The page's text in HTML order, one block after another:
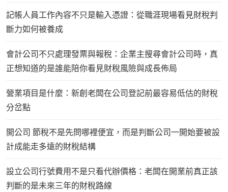
記帳人員工作內容不只是輸入憑證：從職涯現場看見財稅判
斷力如何被養成
會計公司不只處理發票與報稅：企業主搜尋會計公司時，真
正想知道的是誰能陪你看見財稅風險與成長佈局
營業項目是什麼：新創老闆在公司登記前最容易低估的財稅
分岔點
開公司 節稅不是先問哪裡便宜，而是判斷公司一開始要被設
計成能走多遠的財稅結構
設立公司行號費用不是只看代辦價格：老闆在開業前真正該
判斷的是未來三年的財稅路線